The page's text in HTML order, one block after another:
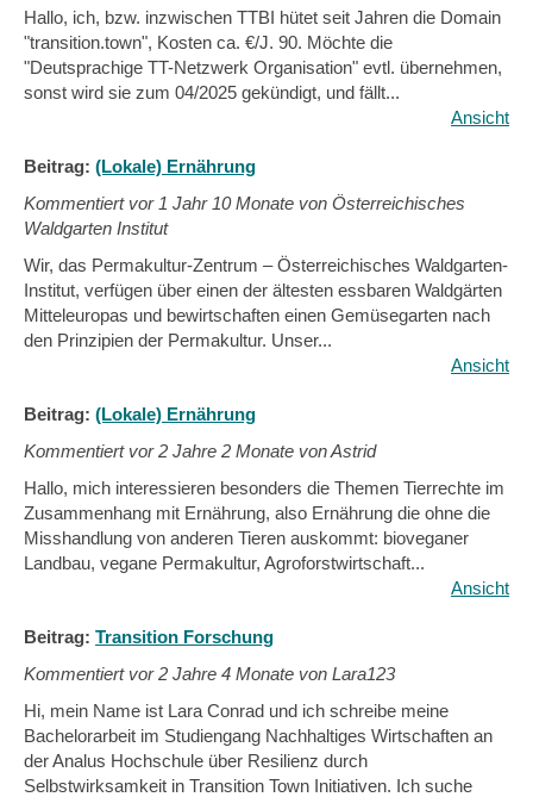
Hallo, ich, bzw. inzwischen TTBI hütet seit Jahren die Domain
"transition.town", Kosten ca. €/J. 90. Möchte die
"Deutsprachige TT-Netzwerk Organisation" evtl. übernehmen,
sonst wird sie zum 04/2025 gekündigt, und fällt...
Ansicht
Beitrag: (Lokale) Ernährung
Kommentiert vor 1 Jahr 10 Monate von Österreichisches
Waldgarten Institut
Wir, das Permakultur-Zentrum – Österreichisches Waldgarten-
Institut, verfügen über einen der ältesten essbaren Waldgärten
Mitteleuropas und bewirtschaften einen Gemüsegarten nach
den Prinzipien der Permakultur. Unser...
Ansicht
Beitrag: (Lokale) Ernährung
Kommentiert vor2 Jahre 2 Monate von Astrid
Hallo, mich interessieren besonders die Themen Tierrechte im
Zusammenhang mit Ernährung, also Ernährung die ohne die
Misshandlung von anderen Tieren auskommt: bioveganer
Landbau, vegane Permakultur, Agroforstwirtschaft...
Ansicht
Beitrag: Transition Forschung
Kommentiert vor2 Jahre 4 Monate von Lara123
Hi, mein Name ist Lara Conrad und ich schreibe meine
Bachelorarbeit im Studiengang Nachhaltiges Wirtschaften an
der Analus Hochschule über Resilienz durch
Selbstwirksamkeit in Transition Town Initiativen. Ich suche